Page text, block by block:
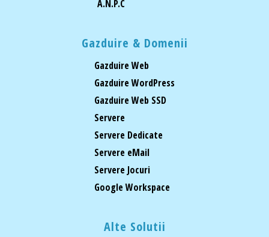
A.N.P.C
Gazduire & Domenii
Gazduire Web
Gazduire WordPress
Gazduire Web SSD
Servere
Servere Dedicate
Servere eMail
Servere Jocuri
Google Workspace
Alte Solutii